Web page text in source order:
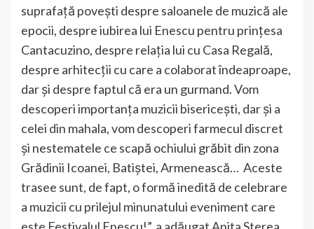
suprafață povești despre saloanele de muzică ale
epocii, despre iubirea lui Enescu pentru prințesa
Cantacuzino, despre relația lui cu Casa Regală,
despre arhitecții cu care a colaborat îndeaproape,
dar și despre faptul că era un gurmand. Vom
descoperi importanța muzicii bisericești, dar și a
celei din mahala, vom descoperi farmecul discret
și nestematele ce scapă ochiului grăbit din zona
Grădinii Icoanei, Batiștei, Armenească… Aceste
trasee sunt, de fapt, o formă inedită de celebrare
a muzicii cu prilejul minunatului eveniment care